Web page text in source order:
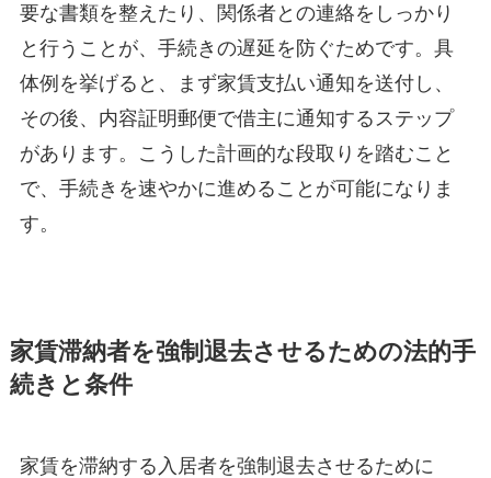
要な書類を整えたり、関係者との連絡をしっかり
と行うことが、手続きの遅延を防ぐためです。具
体例を挙げると、まず家賃支払い通知を送付し、
その後、内容証明郵便で借主に通知するステップ
があります。こうした計画的な段取りを踏むこと
で、手続きを速やかに進めることが可能になりま
す。
家賃滞納者を強制退去させるための法的手
続きと条件
家賃を滞納する入居者を強制退去させるために